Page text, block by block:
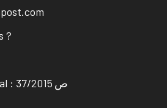
?
Numéro de dépôt légal : ص 37/2015